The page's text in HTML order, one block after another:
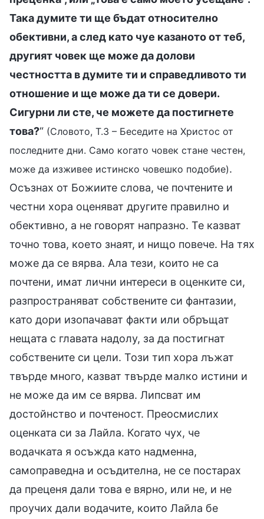
Така думите ти ще бъдат относително
обективни, а след като чуе казаното от теб,
другият човек ще може да долови
честността в думите ти и справедливото ти
отношение и ще може да ти се довери.
Сигурни ли сте, че можете да постигнете
това?“ (Словото, Т.3 – Беседите на Христос от
последните дни. Само когато човек стане честен,
може да изживее истинско човешко подобие).
Осъзнах от Божиите слова, че почтените и
честни хора оценяват другите правилно и
обективно, а не говорят напразно. Те казват
точно това, което знаят, и нищо повече. На тях
може да се вярва. Ала тези, които не са
почтени, имат лични интереси в оценките си,
разпространяват собствените си фантазии,
като дори изопачават факти или обръщат
нещата с главата надолу, за да постигнат
собствените си цели. Този тип хора лъжат
твърде много, казват твърде малко истини и
не може да им се вярва. Липсват им
достойнство и почтеност. Преосмислих
оценката си за Лайла. Когато чух, че
водачката я осъжда като надменна,
самоправедна и осъдителна, не се постарах
да преценя дали това е вярно, или не, и не
проучих дали водачите, които Лайла бе